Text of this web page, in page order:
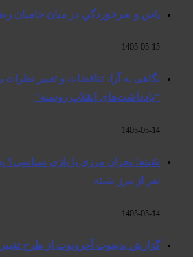
ياس و سرخوردگي در ميان حاميان
1405-05-15
نگاهی به آرا، تناقضات و تغییر نظرات
“یادداشت‌های انقلاب روسیه”
1405-05-14
سَبته؛ بحران مرزی یا بازی سیاسی؟
نفر از مرز سَبته
1405-05-14
گزارش یدیعوت آحرونوت از طرح